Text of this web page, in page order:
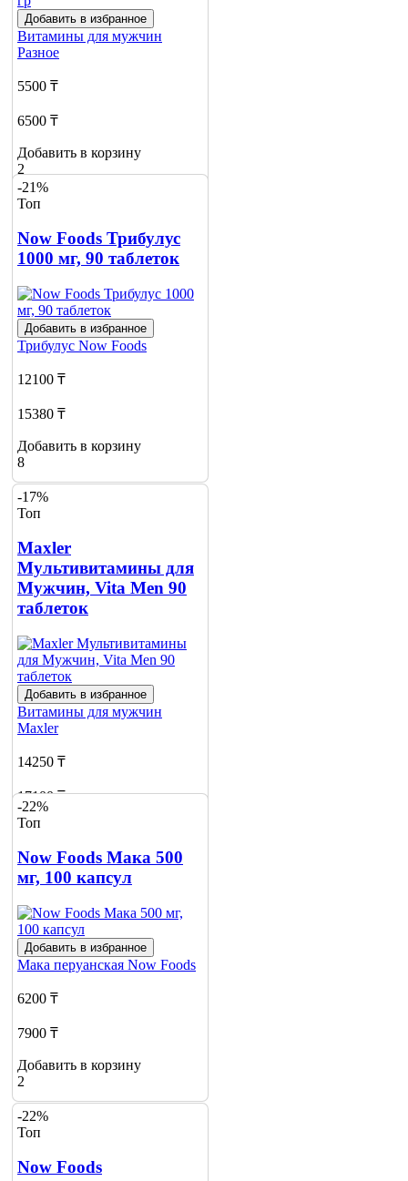
Добавить в избранное
Витамины для мужчин
Разное
5500 ₸
6500 ₸
Добавить в корзину
2
-21%
Топ
Now Foods Трибулус
1000 мг, 90 таблеток
Добавить в избранное
Трибулус Now Foods
12100 ₸
15380 ₸
Добавить в корзину
8
-17%
Топ
Maxler
Мультивитамины для
Мужчин, Vita Men 90
таблеток
Добавить в избранное
Витамины для мужчин
Maxler
14250 ₸
17100 ₸
Добавить в корзину
-22%
Топ
Now Foods Мака 500
мг, 100 капсул
Добавить в избранное
Мака перуанская Now Foods
6200 ₸
7900 ₸
Добавить в корзину
2
-22%
Топ
Now Foods